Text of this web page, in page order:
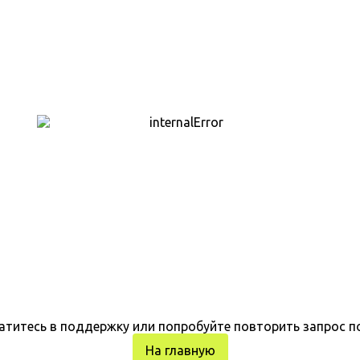
в поддержку или попробуйте повторить запрос
На главную